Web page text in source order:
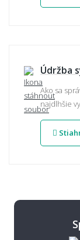
Údržba
Ako sa
najdlhšie